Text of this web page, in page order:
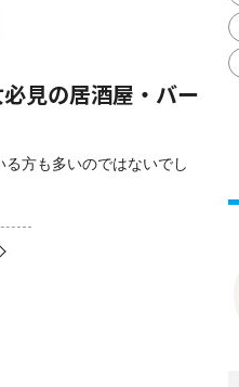
見の居酒屋・バー
方も多いのではないでし